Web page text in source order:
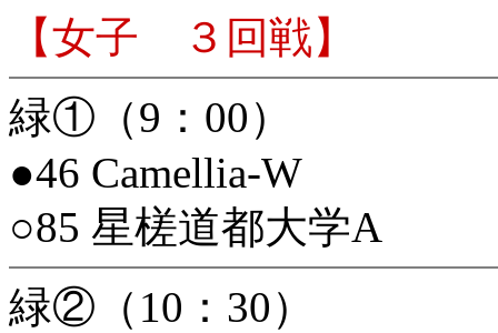
【女子 ３回戦】
緑①（9：00）
●46 Camellia-W
○85 星槎道都大学A
緑②（10：30）